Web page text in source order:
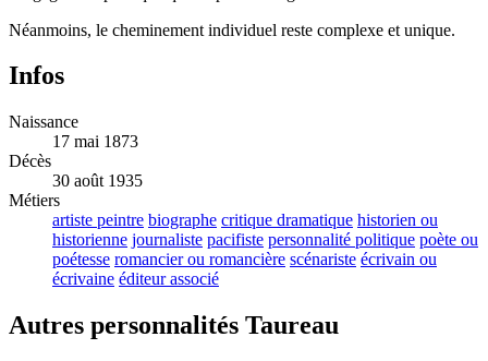
Néanmoins, le cheminement individuel reste complexe et unique.
Infos
Naissance
17 mai 1873
Décès
30 août 1935
Métiers
artiste peintre biographe critique dramatique historien ou
historienne journaliste pacifiste personnalité politique poète ou
poétesse romancier ou romancière scénariste écrivain ou
écrivaine éditeur associé
Autres personnalités Taureau